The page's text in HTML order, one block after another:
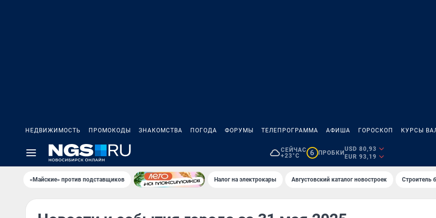
НЕДВИЖИМОСТЬ ПРОМОКОДЫ ЗНАКОМСТВА ПОГОДА ФОРУМЫ ТЕЛЕПРОГРАММА АФИША ГОРОСКОП КУРСЫ
СЕЙЧАС
+23°C
6 ПРОБКИ
USD 80,93
EUR 93,19
«Майские» против подставщиков Налог на электрокары Августовский каталог новостроек Строитель